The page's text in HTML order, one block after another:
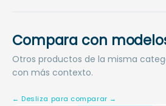
R
0
6
Compara con
Otros productos de la misma
con más contexto.